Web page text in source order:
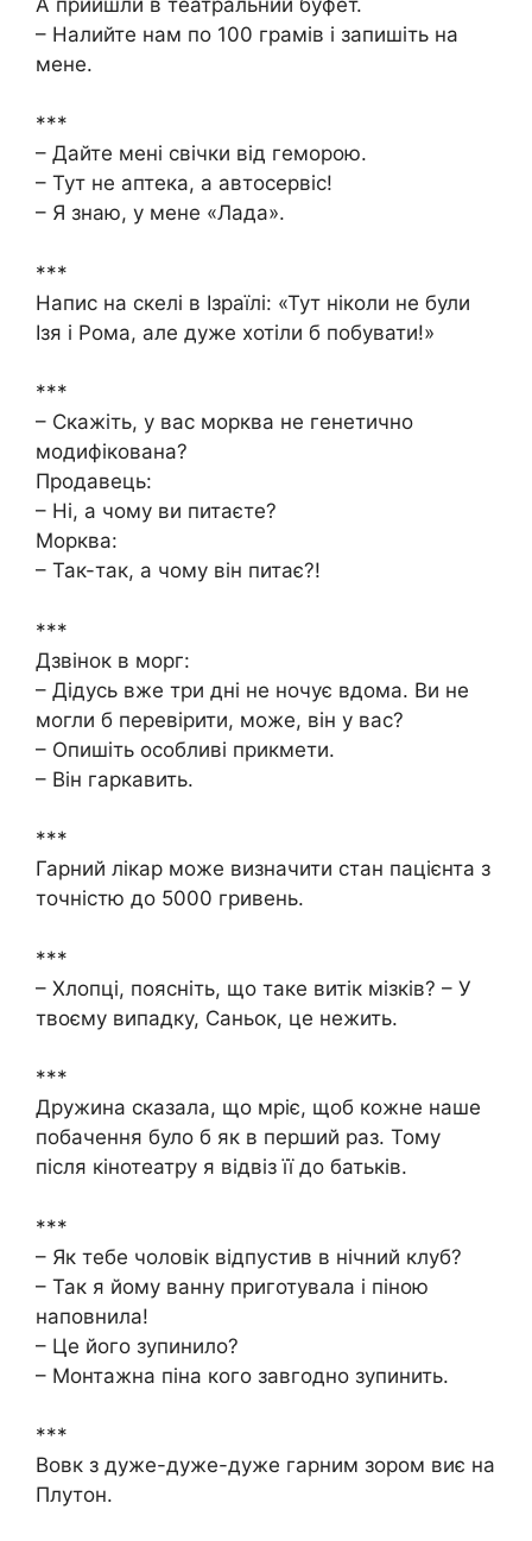
– Налийте нам по 100 грамів і запишіть на
мене.
***
– Дайте мені свічки від геморою.
– Тут не аптека, а автосервіс!
– Я знаю, у мене «Лада».
***
Напис на скелі в Ізраїлі: «Тут ніколи не були
Ізя і Рома, але дуже хотіли б побувати!»
***
– Скажіть, у вас морква не генетично
модифікована?
Продавець:
– Ні, а чому ви питаєте?
Морква:
– Так-так, а чому він питає?!
***
Дзвінок в морг:
– Дідусь вже три дні не ночує вдома. Ви не
могли б перевірити, може, він у вас?
– Опишіть особливі прикмети.
– Він гаркавить.
***
Гарний лікар може визначити стан пацієнта з
точністю до 5000 гривень.
***
– Хлопці, поясніть, що таке витік мізків? – У
твоєму випадку, Саньок, це нежить.
***
Дружина сказала, що мріє, щоб кожне наше
побачення було б як в перший раз. Тому
після кінотеатру я відвіз її до батьків.
***
– Як тебе чоловік відпустив в нічний клуб?
– Так я йому ванну приготувала і піною
наповнила!
– Це його зупинило?
– Монтажна піна кого завгодно зупинить.
***
Вовк з дуже-дуже-дуже гарним зором виє на
Плутон.